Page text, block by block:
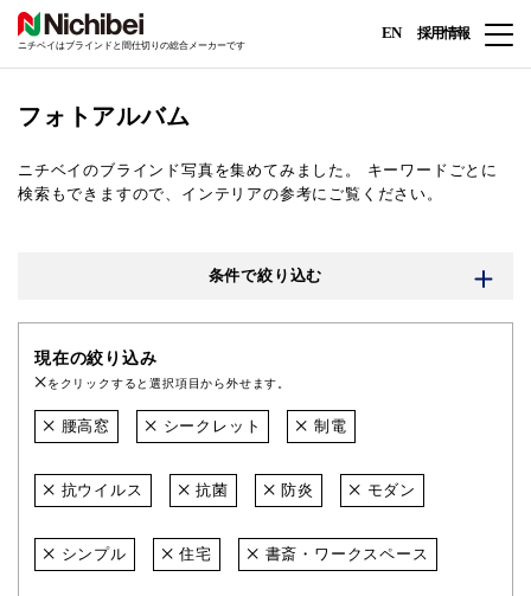
ニチベイはブラインドと間仕切りの総合メーカーです
EN 採用情報
フォトアルバム
ニチベイのブラインド写真を集めてみました。
キーワードごとに
検索もできますので、インテリアの参考にご覧ください。
条件で絞り込む
現在の絞り込み
をクリックすると選択項目から外せます。
腰高窓 シークレット 制電
抗ウイルス 抗菌 防炎 モダン
シンプル 住宅 書斎・ワークスペース